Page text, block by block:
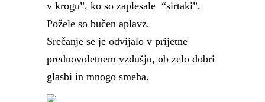
v krogu”, ko so zaplesale “sirtaki”.
Požele so bučen aplavz.
Srečanje se je odvijalo v prijetne
prednovoletnem vzdušju, ob zelo dobri
glasbi in mnogo smeha.